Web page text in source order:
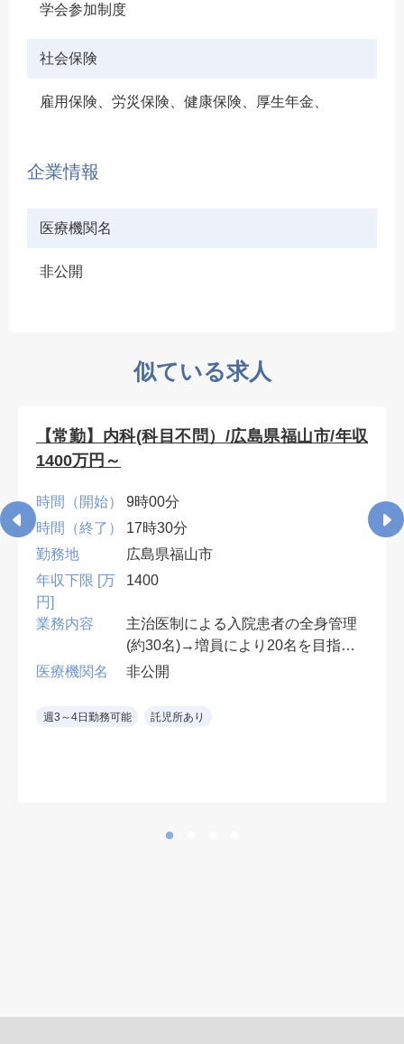
学会参加制度
社会保険
雇用保険、労災保険、健康保険、厚生年金、
企業情報
医療機関名
非公開
似ている求人
【常勤】内科(科目不問）/広島県福山市/年収
1400万円～
時間（開始）
9時00分
時間（終了）
17時30分
勤務地
広島県福山市
年収下限 [万
円]
1400
業務内容
主治医制による入院患者の全身管理
(約30名)→増員により20名を目指し
ます。
※専門医: 年俸1500万円以上
医療機関名 非公開
週3～4日勤務可能 託児所あり